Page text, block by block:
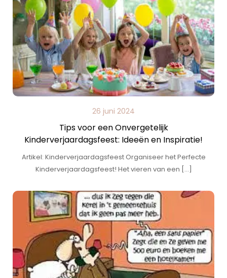
26 juni 2024
Tips voor een Onvergetelijk
Kinderverjaardagsfeest: Ideeën en Inspiratie!
Artikel: Kinderverjaardagsfeest Organiseer het Perfecte
Kinderverjaardagsfeest! Het vieren van een […]